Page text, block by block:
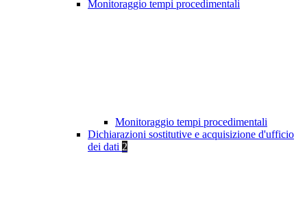
Monitoraggio tempi procedimentali
Monitoraggio tempi procedimentali
Dichiarazioni sostitutive e acquisizione d'ufficio
dei dati 2